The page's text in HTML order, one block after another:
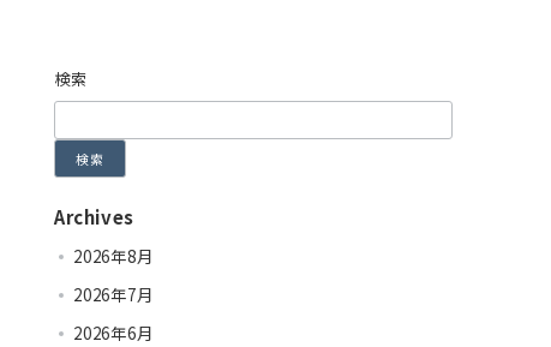
検索
検索
Archives
2026年8月
2026年7月
2026年6月